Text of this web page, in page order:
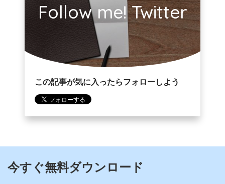
Follow me! Twitter
この記事が気に入ったらフォローしよう
今すぐ無料ダウンロード